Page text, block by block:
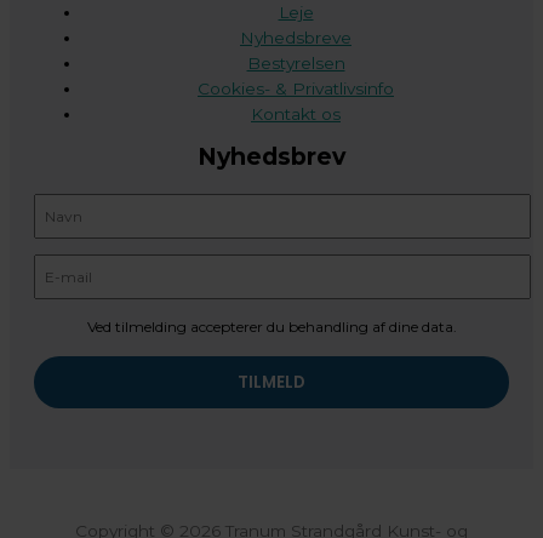
Leje
Nyhedsbreve
Bestyrelsen
Cookies- & Privatlivsinfo
Kontakt os
Nyhedsbrev
Ved tilmelding accepterer du behandling af dine data.
Copyright © 2026 Tranum Strandgård Kunst- og